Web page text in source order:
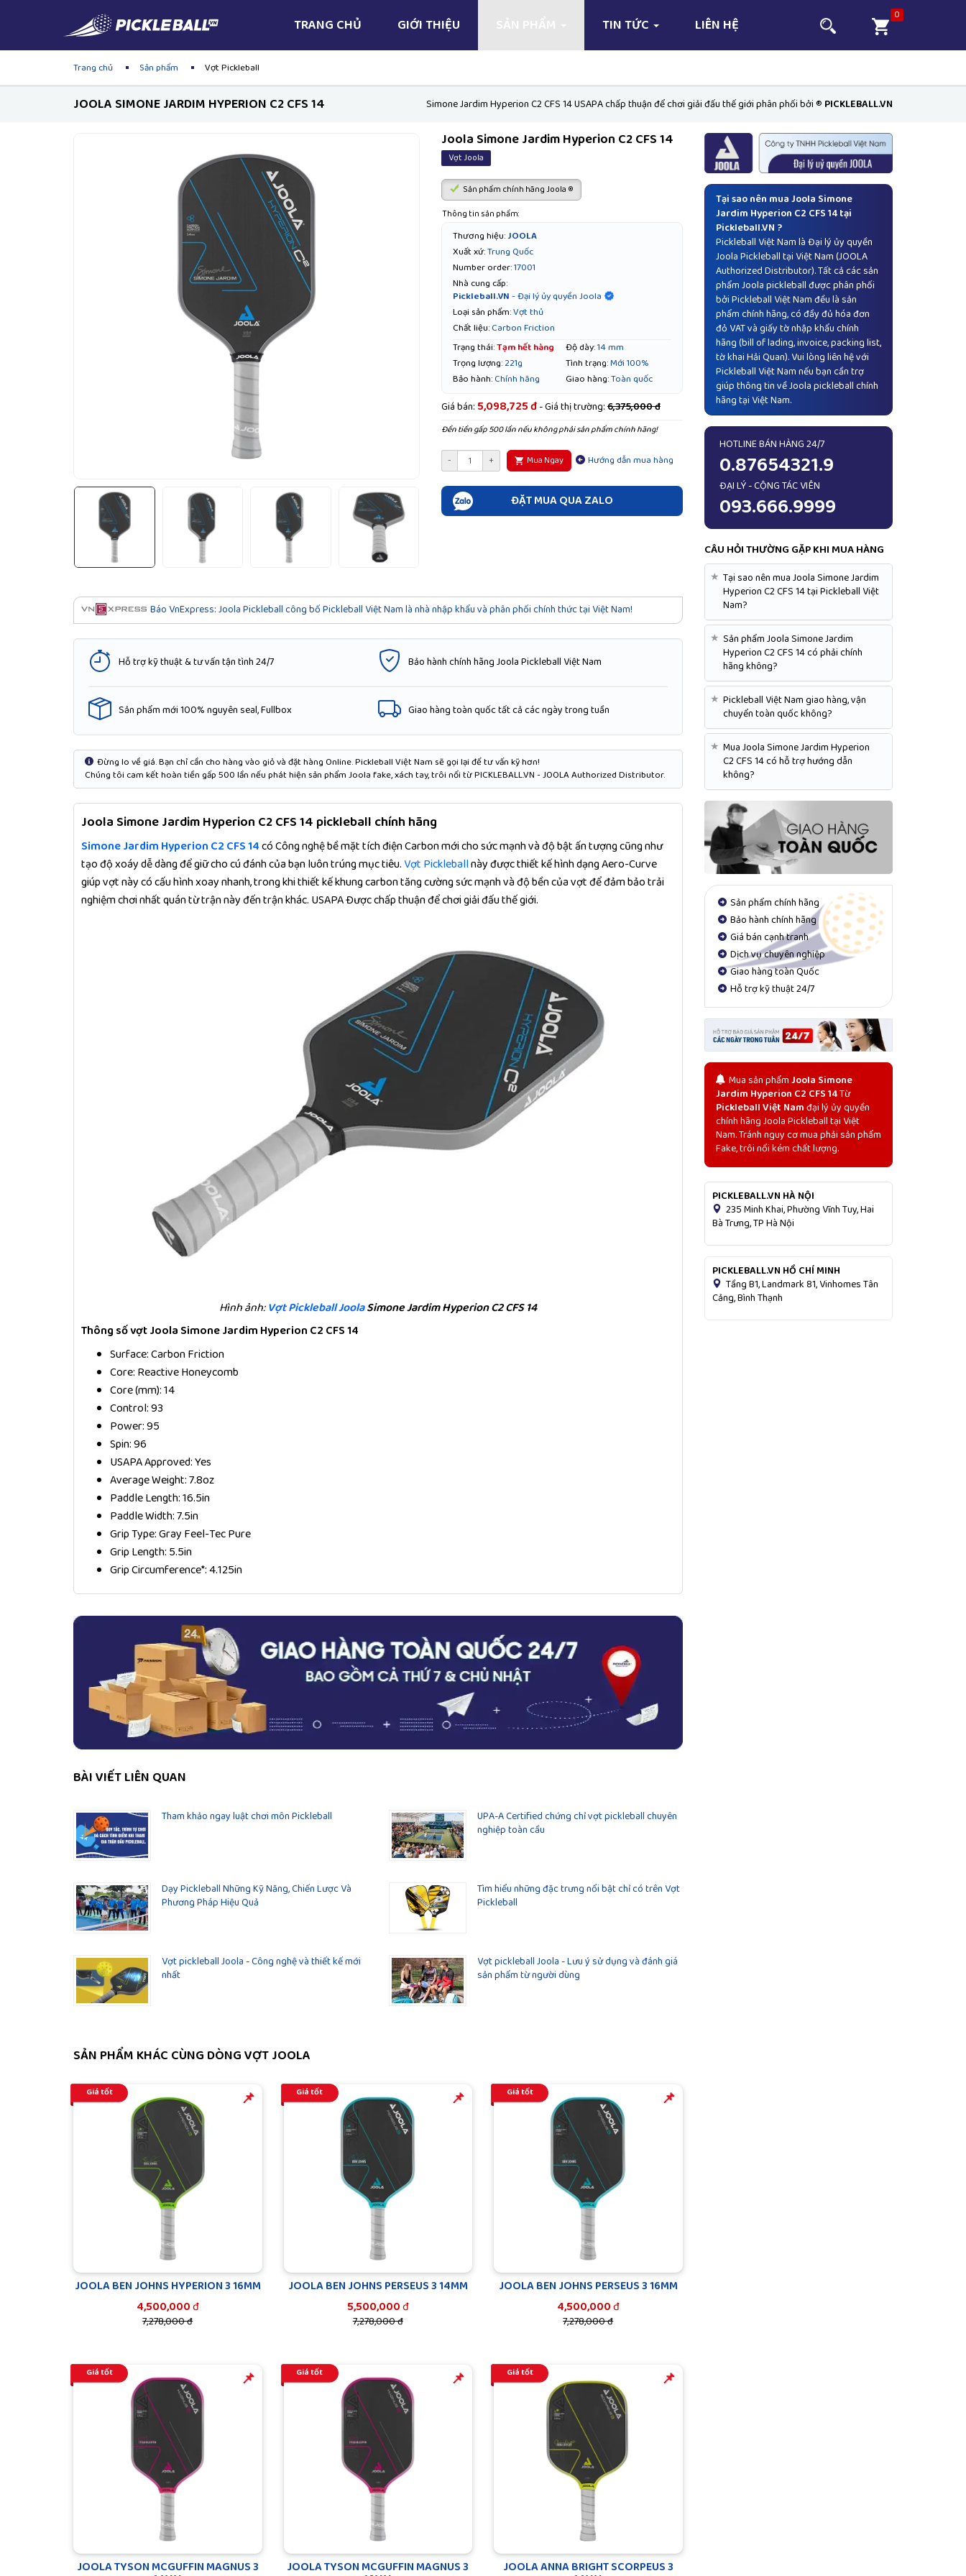
TRANG CHỦ GIỚI THIỆU SẢN PHẨM TIN TỨC LIÊN HỆ
0
Trang chủ Sản phẩm Vợt Pickleball
JOOLA SIMONE JARDIM HYPERION C2 CFS 14 Simone Jardim Hyperion C2 CFS 14 USAPA chấp thuận để chơi giải đấu thế giới phân phối bởi ® PICKLEBALL.VN
Joola Simone Jardim Hyperion C2 CFS 14
Vợt Joola
Sản phẩm chính hãng Joola ®
Thông tin sản phẩm:
Thương hiệu:JOOLA
Xuất xứ:Trung Quốc
Number order:17001
Nhà cung cấp:
Pickleball.VN- Đại lý ủy quyền Joola
Loại sản phẩm:Vợt thủ
Chất liệu:Carbon Friction
Trạng thái:Tạm hết hàng Độ dày:14 mm
Trọng lượng:221g Tình trạng:Mới 100%
Bảo hành:Chính hãng Giao hàng:Toàn quốc
Giá bán: 5,098,725 đ- Giá thị trường:6,375,000 đ
Đền tiền gấp 500 lần nếu không phải sản phẩm chính hãng!
- + Mua Ngay Hướng dẫn mua hàng
ĐẶT MUA QUA ZALO
Báo VnExpress: Joola Pickleball công bố Pickleball Việt Nam là nhà nhập khẩu và phân phối chính thức tại Việt Nam!
Hỗ trợ kỹ thuật & tư vấn tận tình 24/7 Bảo hành chính hãng Joola Pickleball Việt Nam
Sản phẩm mới 100% nguyên seal, Fullbox Giao hàng toàn quốc tất cả các ngày trong tuần
Đừng lo về giá. Bạn chỉ cần cho hàng vào giỏ và đặt hàng Online. Pickleball Việt Nam sẽ gọi lại để tư vấn kỹ hơn!
Chúng tôi cam kết hoàn tiền gấp 500 lần nếu phát hiện sản phẩm Joola fake, xách tay, trôi nổi từ PICKLEBALL.VN - JOOLA Authorized Distributor.
Joola Simone Jardim Hyperion C2 CFS 14 pickleball chính hãng
Simone Jardim Hyperion C2 CFS 14có Công nghệ bề mặt tích điện Carbon mới cho sức mạnh và độ bật ấn tượng cũng như
tạo độ xoáy dễ dàng để giữ cho cú đánh của bạn luôn trúng mục tiêu.Vợt Pickleballnày được thiết kế hình dạng Aero-Curve
giúp vợt này có cấu hình xoay nhanh, trong khi thiết kế khung carbon tăng cường sức mạnh và độ bền của vợt để đảm bảo trải
nghiệm chơi nhất quán từ trận này đến trận khác. USAPA Được chấp thuận để chơi giải đấu thế giới.
Hình ảnh:Vợt Pickleball JoolaSimone Jardim Hyperion C2 CFS 14
Thông số vợt Joola Simone Jardim Hyperion C2 CFS 14
Surface: Carbon Friction
Core: Reactive Honeycomb
Core (mm): 14
Control: 93
Power: 95
Spin: 96
USAPA Approved: Yes
Average Weight: 7.8oz
Paddle Length: 16.5in
Paddle Width: 7.5in
Grip Type: Gray Feel-Tec Pure
Grip Length: 5.5in
Grip Circumference*: 4.125in
BÀI VIẾT LIÊN QUAN
Tham khảo ngay luật chơi môn Pickleball
UPA-A Certified chứng chỉ vợt pickleball chuyên
nghiệp toàn cầu
Dạy Pickleball Những Kỹ Năng, Chiến Lược Và
Phương Pháp Hiệu Quả
Tìm hiểu những đặc trưng nổi bật chỉ có trên Vợt
Pickleball
Vợt pickleball Joola - Công nghệ và thiết kế mới
nhất
Vợt pickleball Joola - Lưu ý sử dụng và đánh giá
sản phẩm từ người dùng
SẢN PHẨM KHÁC CÙNG DÒNG VỢT JOOLA
️️📌
Giá tốt
JOOLA BEN JOHNS HYPERION 3 16MM
4,500,000đ
7,278,000 đ
️️📌
Giá tốt
JOOLA BEN JOHNS PERSEUS 3 14MM
5,500,000đ
7,278,000 đ
️️📌
Giá tốt
JOOLA BEN JOHNS PERSEUS 3 16MM
4,500,000đ
7,278,000 đ
️️📌
Giá tốt
JOOLA TYSON MCGUFFIN MAGNUS 3
️️📌
Giá tốt
JOOLA TYSON MCGUFFIN MAGNUS 3
️️📌
Giá tốt
JOOLA ANNA BRIGHT SCORPEUS 3
Tại sao nên mua Joola Simone
Jardim Hyperion C2 CFS 14 tại
Pickleball.VN ?
Pickleball Việt Nam là Đại lý ủy quyền
Joola Pickleballtại Việt Nam (JOOLA
Authorized Distributor). Tất cả các sản
phẩm Joola pickleball được phân phối
bởi Pickleball Việt Nam đều là sản
phẩm chính hãng, có đầy đủ hóa đơn
đỏ VAT và giấy tờ nhập khẩu chính
hãng (bill of lading, invoice, packing list,
tờ khai Hải Quan). Vui lòng liên hệ với
Pickleball Việt Nam nếu bạn cần trợ
giúp thông tin về Joola pickleball chính
hãng tại Việt Nam.
HOTLINE BÁN HÀNG 24/7
0.87654321.9
ĐẠI LÝ - CỘNG TÁC VIÊN
093.666.9999
CÂU HỎI THƯỜNG GẶP KHI MUA HÀNG
★ Tại sao nên mua Joola Simone Jardim
Hyperion C2 CFS 14 tại Pickleball Việt
Nam?
★ Sản phẩm Joola Simone Jardim
Hyperion C2 CFS 14 có phải chính
hãng không?
★ Pickleball Việt Nam giao hàng, vận
chuyển toàn quốc không?
★ Mua Joola Simone Jardim Hyperion
C2 CFS 14 có hỗ trợ hướng dẫn
không?
Sản phẩm chính hãng
Bảo hành chính hãng
Giá bán cạnh tranh
Dịch vụ chuyên nghiệp
Giao hàng toàn Quốc
Hỗ trợ kỹ thuật 24/7
Mua sản phẩmJoola Simone
Jardim Hyperion C2 CFS 14Từ
Pickleball Việt Namđại lý ủy quyền
chính hãng Joola Pickleball tại Việt
Nam. Tránh nguy cơ mua phải sản phẩm
Fake, trôi nổi kém chất lượng.
PICKLEBALL.VN HÀ NỘI
235 Minh Khai, Phường Vĩnh Tuy, Hai
Bà Trưng, TP Hà Nội
PICKLEBALL.VN HỒ CHÍ MINH
Tầng B1, Landmark 81, Vinhomes Tân
Cảng, Bình Thạnh